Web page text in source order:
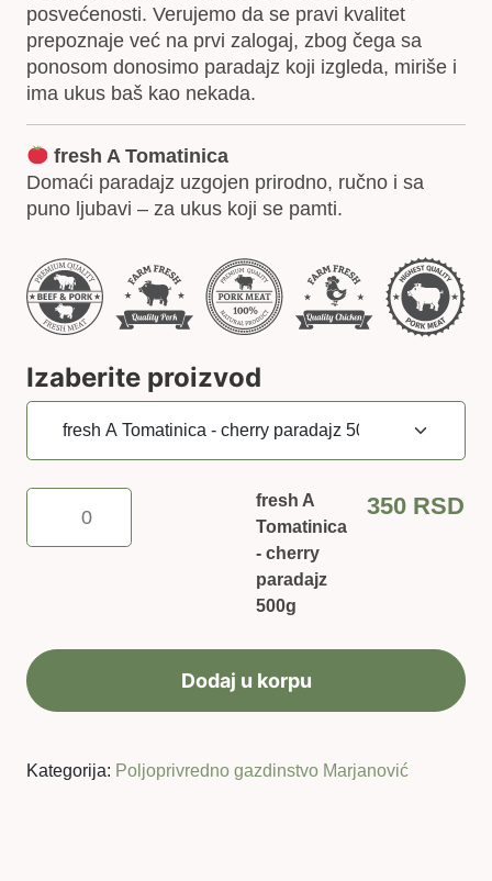
posvećenosti. Verujemo da se pravi kvalitet
prepoznaje već na prvi zalogaj, zbog čega sa
ponosom donosimo paradajz koji izgleda, miriše i
ima ukus baš kao nekada.
fresh A Tomatinica
Domaći paradajz uzgojen prirodno, ručno i sa
puno ljubavi – za ukus koji se pamti.
Izaberite proizvod
fresh
Tomatinica
500g
količina
fresh A
Tomatinica
- cherry
paradajz
500g
350 RSD
Dodaj u korpu
Kategorija: Poljoprivredno gazdinstvo Marjanović